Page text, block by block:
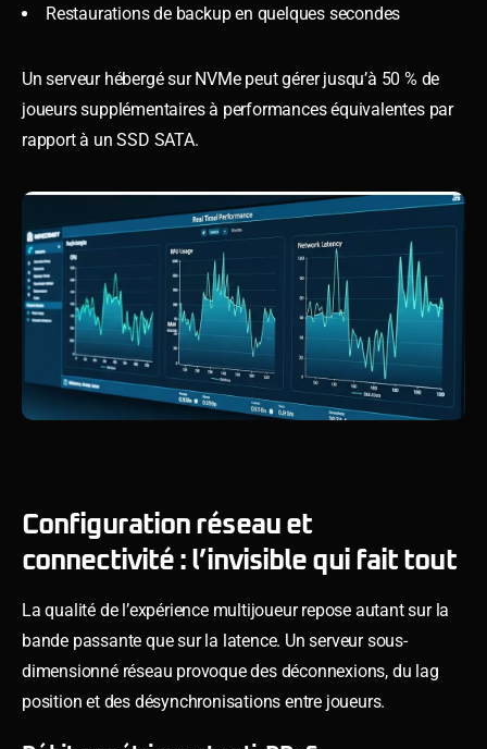
Restaurations de backup en quelques secondes
Un serveur hébergé sur NVMe peut gérer jusqu’à 50 % de
joueurs supplémentaires à performances équivalentes par
rapport à un SSD SATA.
Configuration réseau et
connectivité : l’invisible qui fait tout
La qualité de l’expérience multijoueur repose autant sur la
bande passante que sur la latence. Un serveur sous-
dimensionné réseau provoque des déconnexions, du lag
position et des désynchronisations entre joueurs.